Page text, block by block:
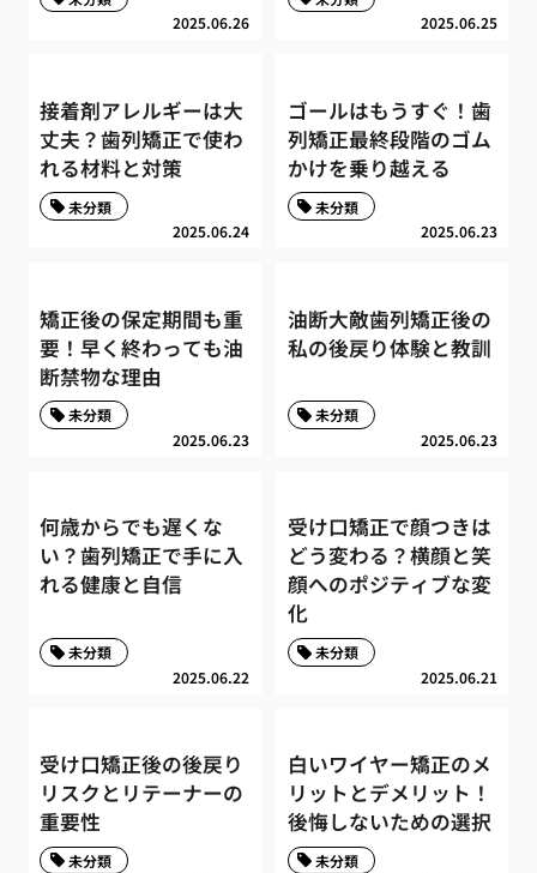
2025.06.26
2025.06.25
接着剤アレルギーは大
丈夫？歯列矯正で使わ
れる材料と対策
2025.06.24
未分類
ゴールはもうすぐ！歯
列矯正最終段階のゴム
かけを乗り越える
2025.06.23
未分類
矯正後の保定期間も重
要！早く終わっても油
断禁物な理由
2025.06.23
未分類
油断大敵歯列矯正後の
私の後戻り体験と教訓
2025.06.23
未分類
何歳からでも遅くな
い？歯列矯正で手に入
れる健康と自信
2025.06.22
未分類
受け口矯正で顔つきは
どう変わる？横顔と笑
顔へのポジティブな変
化
2025.06.21
未分類
受け口矯正後の後戻り
リスクとリテーナーの
重要性
未分類
白いワイヤー矯正のメ
リットとデメリット！
後悔しないための選択
未分類